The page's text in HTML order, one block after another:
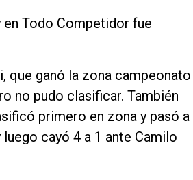
en Todo Competidor fue
que ganó la zona campeonato
no pudo clasificar. También
primero en zona y pasó a
cayó 4 a 1 ante Camilo